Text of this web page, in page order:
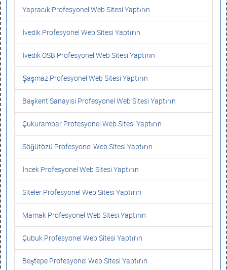
Yapracık Profesyonel Web Sitesi Yaptırın
İvedik Profesyonel Web Sitesi Yaptırın
İvedik OSB Profesyonel Web Sitesi Yaptırın
Şaşmaz Profesyonel Web Sitesi Yaptırın
Başkent Sanayisi Profesyonel Web Sitesi Yaptırın
Çukurambar Profesyonel Web Sitesi Yaptırın
Söğütözü Profesyonel Web Sitesi Yaptırın
İncek Profesyonel Web Sitesi Yaptırın
Siteler Profesyonel Web Sitesi Yaptırın
Mamak Profesyonel Web Sitesi Yaptırın
Çubuk Profesyonel Web Sitesi Yaptırın
Beştepe Profesyonel Web Sitesi Yaptırın